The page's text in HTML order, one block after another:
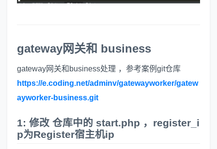
gateway网关和 business
gateway网关和business处理 ，参考案例git仓库
https://e.coding.net/adminv/gatewayworker/gatew
ayworker-business.git
1: 修改 仓库中的 start.php ，register_i
p为Register宿主机ip